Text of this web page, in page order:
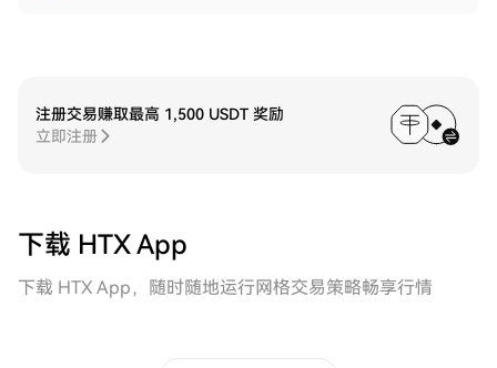
注册交易赚取最高 1,500 USDT 奖励
立即注册
下载 HTX App
下载 HTX App，随时随地运行网格交易策略畅享行情